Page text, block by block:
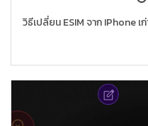
วิธีเปลี่ยน ESIM จาก IPhone เ